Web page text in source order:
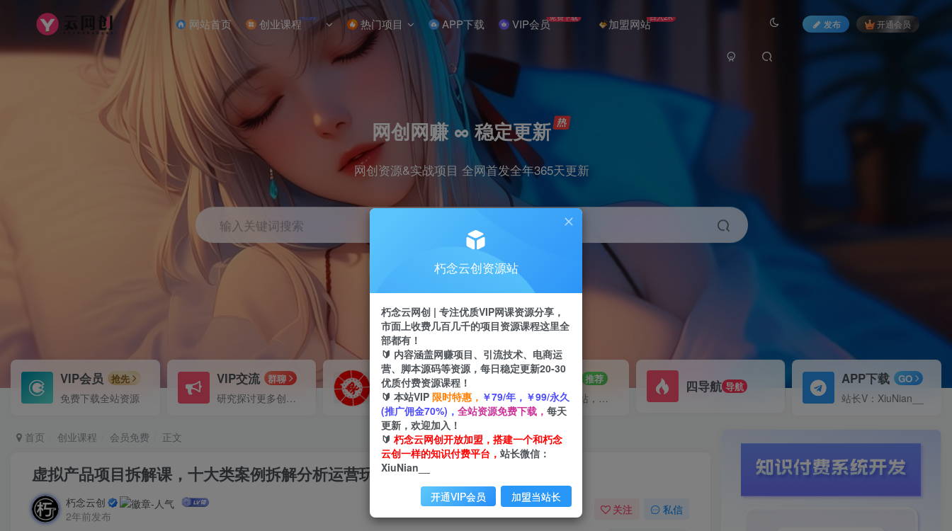
网站首页 创业课程NEW 热门项目 APP下载 VIP会员免费下载 加盟网站日入2K
发布 开通会员
网创网赚 ∞ 稳定更新
网创资源&实战项目 全网首发全年365天更新
输入关键词搜索
小红书 挂机 快手
VIP会员 抢先
免费下载全站资源
VIP交流 群聊
研究探讨更多创业项目路子。
VIP推广
70%分佣
会员专属推广链接
招募站长 推荐
搭建同款网站，自己当老板
四导航 导航 APP下载 GO
站长V：XiuNian__
首页 创业课程 会员免费 正文
虚拟产品项目拆解课，十大类案例拆解分析运营玩法
朽念云创
2年前发布
关注 私信
朽念云创资源站
朽念云网创 | 专注优质VIP网课资源分享，
市面上收费几百几千的项目资源课程这里全
部都有！
🔰 内容涵盖网赚项目、引流技术、电商运
营、脚本源码等资源，每日稳定更新20-30
优质付费资源课程！
🔰 本站VIP 限时特惠， ￥79/年，￥99/永久
(推广佣金70%)， 全站资源免费下载， 每天
更新，欢迎加入！
🔰 朽念云网创开放加盟，搭建一个和朽念
云创一样的知识付费平台， 站长微信：
XiuNian__
开通VIP会员 加盟当站长